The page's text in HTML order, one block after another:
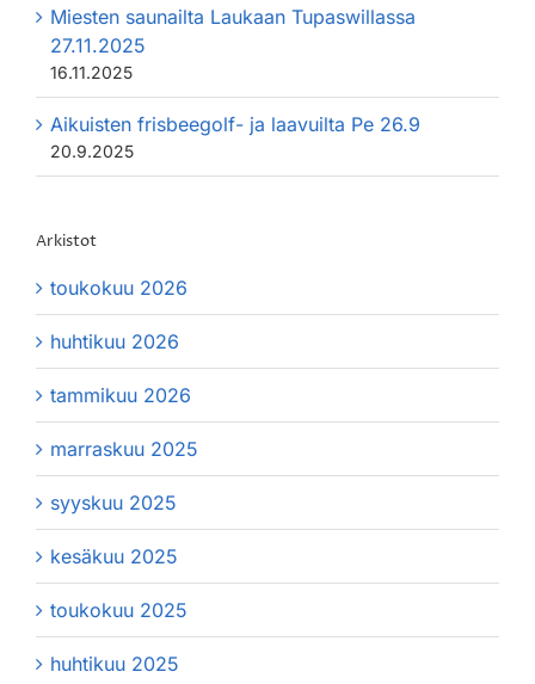
Miesten saunailta Laukaan Tupaswillassa
27.11.2025
16.11.2025
Aikuisten frisbeegolf- ja laavuilta Pe 26.9
20.9.2025
Arkistot
toukokuu 2026
huhtikuu 2026
tammikuu 2026
marraskuu 2025
syyskuu 2025
kesäkuu 2025
toukokuu 2025
huhtikuu 2025